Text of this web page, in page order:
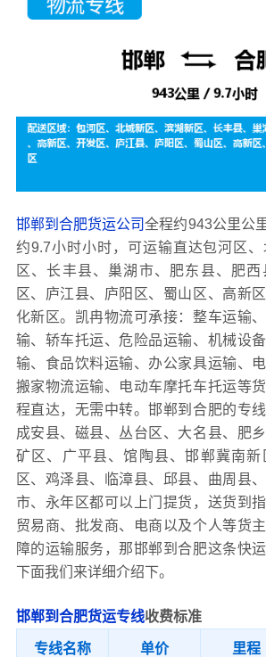
邯郸到合肥货运公司全程约943公里公
约9.7小时小时，可运输直达包河区
区、长丰县、巢湖市、肥东县、肥
区、庐江县、庐阳区、蜀山区、高新
化新区。凯冉物流可承接：整车运输
输、轿车托运、危险品运输、机械设
输、食品饮料运输、办公家具运输、
搬家物流运输、电动车摩托车托运等
程直达，无需中转。邯郸到合肥的专
成安县、磁县、丛台区、大名县、肥
矿区、广平县、馆陶县、邯郸冀南新
区、鸡泽县、临漳县、邱县、曲周县
市、永年区都可以上门提货，送货到
贸易商、批发商、电商以及个人等货
障的运输服务，那邯郸到合肥这条快
下面我们来详细介绍下。
邯郸到合肥货运专线收费标准
专线名称 单价 里程